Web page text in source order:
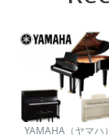
YAMAHA（ヤマハ）